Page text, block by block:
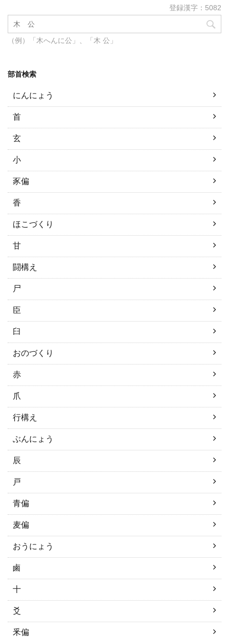
登録漢字：5082
（例）「木へんに公」、「木 公」
部首検索
にんにょう
首
玄
小
豕偏
香
ほこづくり
甘
闘構え
尸
臣
臼
おのづくり
赤
爪
行構え
ぶんにょう
辰
戸
青偏
麦偏
おうにょう
鹵
十
爻
釆偏